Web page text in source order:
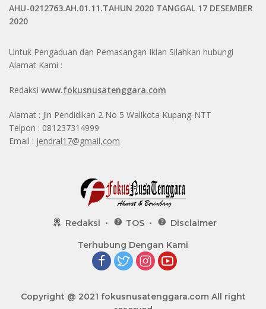
AHU-0212763.AH.01.11.TAHUN 2020 TANGGAL 17 DESEMBER
2020
Untuk Pengaduan dan Pemasangan Iklan Silahkan hubungi
Alamat Kami :
Redaksi www.fokusnusatenggara.com
Alamat : Jln Pendidikan 2 No 5 Walikota Kupang-NTT
Telpon : 081237314999
Email : jendral17@gmail,com
Redaksi TOS Disclaimer
Terhubung Dengan Kami
Copyright @ 2021 fokusnusatenggara.comAll right